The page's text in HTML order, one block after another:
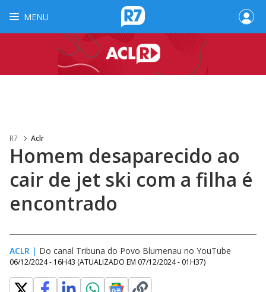
MENU
R7 Aclr
Homem desaparecido ao
cair de jet ski com a filha é
encontrado
ACLR | Do canal Tribuna do Povo Blumenau no YouTube
06/12/2024 - 16H43 (ATUALIZADO EM 07/12/2024 - 01H37)